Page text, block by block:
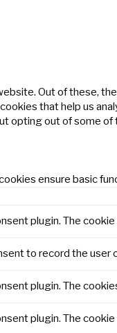
Out of these,
that help us
opting out of some
ensure basic
plugin. The
to record the
plugin. The
plugin. The